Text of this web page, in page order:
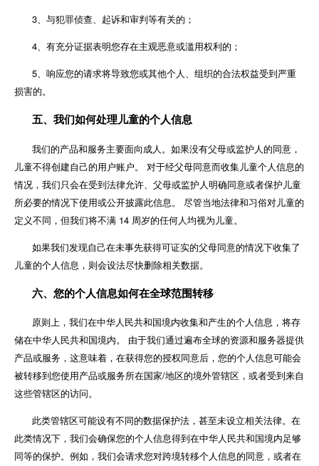
3、与犯罪侦查、起诉和审判等有关的；
4、有充分证据表明您存在主观恶意或滥用权利的；
5、响应您的请求将导致您或其他个人、组织的合法权益受到严重
损害的。
五、我们如何处理儿童的个人信息
我们的产品和服务主要面向成人。如果没有父母或监护人的同意，
儿童不得创建自己的用户账户。 对于经父母同意而收集儿童个人信息的
情况，我们只会在受到法律允许、父母或监护人明确同意或者保护儿童
所必要的情况下使用或公开披露此信息。 尽管当地法律和习俗对儿童的
定义不同，但我们将不满 14 周岁的任何人均视为儿童。
如果我们发现自己在未事先获得可证实的父母同意的情况下收集了
儿童的个人信息，则会设法尽快删除相关数据。
六、您的个人信息如何在全球范围转移
原则上，我们在中华人民共和国境内收集和产生的个人信息，将存
储在中华人民共和国境内。 由于我们通过遍布全球的资源和服务器提供
产品或服务，这意味着，在获得您的授权同意后，您的个人信息可能会
被转移到您使用产品或服务所在国家/地区的境外管辖区，或者受到来自
这些管辖区的访问。
此类管辖区可能设有不同的数据保护法，甚至未设立相关法律。在
此类情况下，我们会确保您的个人信息得到在中华人民共和国境内足够
同等的保护。例如，我们会请求您对跨境转移个人信息的同意，或者在